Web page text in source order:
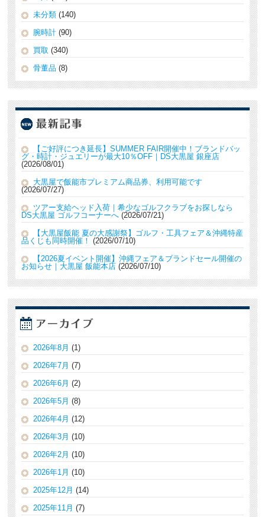
未分類 (140)
腕時計 (90)
買取 (340)
骨董品 (8)
【ご好評につき延長】SUMMER FAIR開催中！ブランドバッ
グ・時計・ジュエリーが最大10％OFF｜DS大黒屋 銀座店
2026/08/01
大黒屋で飯能市プレミアム商品券、利用可能です
2026/07/27
ツアー支給ヘッド入荷｜希少なゴルフクラブをお探しなら
DS大黒屋 ゴルフコーナーへ 2026/07/21
【大黒屋飯能 夏の大感謝祭】ゴルフ・工具フェア＆沖縄特産
品くじも同時開催！
2026/07/10
【2026夏イベント開催】沖縄フェア＆ブランドセール開催の
お知らせ｜大黒屋 飯能本店 2026/07/10
2026年8月 (1)
2026年7月 (7)
2026年6月 (2)
2026年5月 (8)
2026年4月 (12)
2026年3月 (10)
2026年2月 (10)
2026年1月 (10)
2025年12月 (14)
2025年11月 (7)